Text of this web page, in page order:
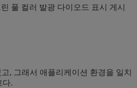
풀 컬러 발광 다이오드 표시 게시
, 그래서 애플리케이션 환경을 일치
다.